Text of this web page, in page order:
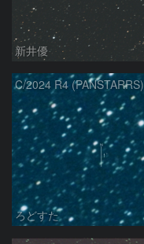
新井優
C/2024 R4 (PANSTARRS)
ろどすた